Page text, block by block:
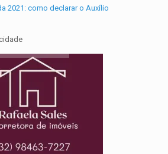
2021: como declarar o Auxílio